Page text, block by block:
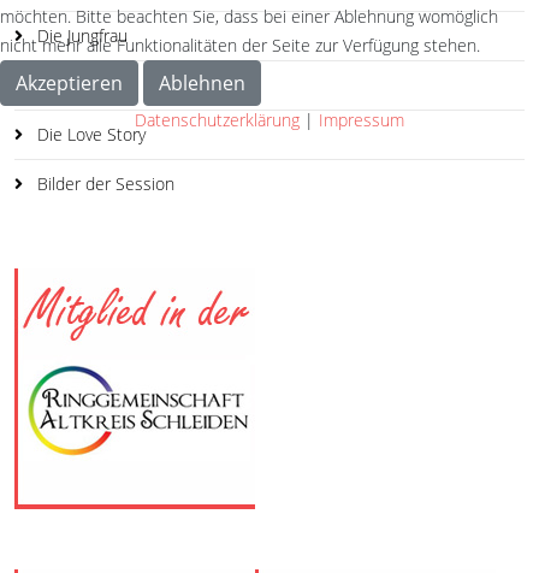
Die Jungfrau
Der Bauer
Die Love Story
Bilder der Session
möchten. Bitte beachten Sie, dass bei einer Ablehnung womöglich
nicht mehr alle Funktionalitäten der Seite zur Verfügung stehen.
Akzeptieren Ablehnen
Datenschutzerklärung | Impressum